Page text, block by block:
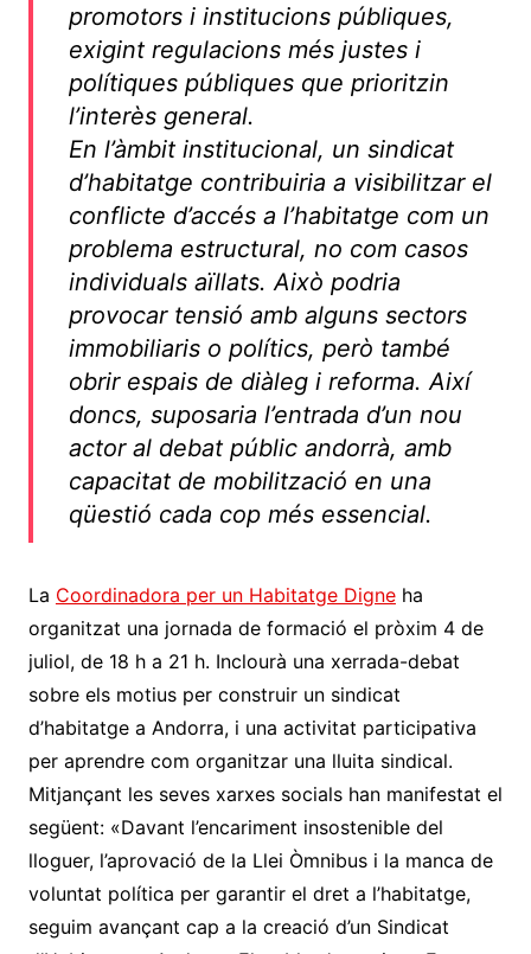
promotors i institucions públiques,
exigint regulacions més justes i
polítiques públiques que prioritzin
l’interès general.
En l’àmbit institucional, un sindicat
d’habitatge contribuiria a visibilitzar el
conflicte d’accés a l’habitatge com un
problema estructural, no com casos
individuals aïllats. Això podria
provocar tensió amb alguns sectors
immobiliaris o polítics, però també
obrir espais de diàleg i reforma. Així
doncs, suposaria l’entrada d’un nou
actor al debat públic andorrà, amb
capacitat de mobilització en una
qüestió cada cop més essencial.
La Coordinadora per un Habitatge Digneha
organitzat una jornada de formació el pròxim 4 de
juliol, de 18 h a 21 h. Inclourà una xerrada-debat
sobre els motius per construir un sindicat
d’habitatge a Andorra, i una activitat participativa
per aprendre com organitzar una lluita sindical.
Mitjançant les seves xarxes socials han manifestat el
següent: «Davant l’encariment insostenible del
lloguer, l’aprovació de la Llei Òmnibus i la manca de
voluntat política per garantir el dret a l’habitatge,
seguim avançant cap a la creació d’un Sindicat